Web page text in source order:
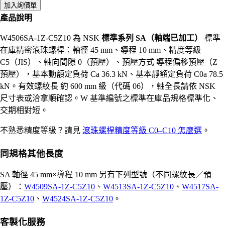
加入詢價單
產品說明
W4506SA-1Z-C5Z10 為 NSK 標準系列 SA（軸端已加工）
標準
在庫精密滾珠螺桿：軸徑 45 mm、導程 10 mm、精度等級
C5（JIS）、軸向間隙 0（預壓）、預壓方式 導程偏移預壓（Z
預壓），基本動額定負荷 Ca 36.3 kN、基本靜額定負荷 C0a 78.5
kN。有效螺紋長 約 600 mm 級（代碼 06），軸全長請依 NSK
尺寸表或洽拿順確認。W 基準編號之標準在庫品規格標準化、
交期相對短。
不熟悉精度等級？請見 滾珠螺桿精度等級 C0–C10 怎麼選 。
同規格其他長度
SA 軸徑 45 mm×導程 10 mm 另有下列型號（不同螺紋長／預
壓）： W4509SA-1Z-C5Z10 、 W4513SA-1Z-C5Z10 、 W4517SA-
1Z-C5Z10 、 W4524SA-1Z-C5Z10 。
客製化服務